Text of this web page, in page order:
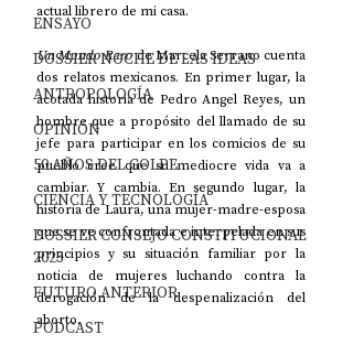
ENSAYO
DOSSIER NOCHE DE LAS IDEAS
ANTROPOLOGÍA
OPINIÓN
50 AÑOS DEL GOLPE
CIENCIA Y TECNOLOGÍA
DOSSIER CONSEJO CONSTITUCIONAL
2023
FUTURO ANTERIOR
PODCAST
actual librero de mi casa.
Un Mundo Raro de Marcela Serrano cuenta
dos relatos mexicanos. En primer lugar, la
acotada historia de Pedro Angel Reyes, un
hombre que a propósito del llamado de su
jefe para participar en los comicios de su
pueblo cree que su mediocre vida va a
cambiar. Y cambia. En segundo lugar, la
historia de Laura, una mujer-madre-esposa
que se ve confrontada e interpelada en sus
principios y su situación familiar por la
noticia de mujeres luchando contra la
derogación de la despenalización del
aborto.